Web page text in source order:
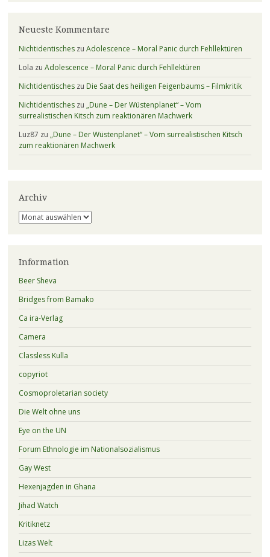
Neueste Kommentare
Nichtidentischeszu Adolescence – Moral Panic durch Fehllektüren
Lola zu Adolescence – Moral Panic durch Fehllektüren
Nichtidentischeszu Die Saat des heiligen Feigenbaums – Filmkritik
Nichtidentischeszu „Dune – Der Wüstenplanet“ – Vom
surrealistischen Kitsch zum reaktionären Machwerk
Luz87 zu „Dune – Der Wüstenplanet“ – Vom surrealistischen Kitsch
zum reaktionären Machwerk
Archiv
Archiv
Information
Beer Sheva
Bridges from Bamako
Ca ira-Verlag
Camera
Classless Kulla
copyriot
Cosmoproletarian society
Die Welt ohne uns
Eye on the UN
Forum Ethnologie im Nationalsozialismus
Gay West
Hexenjagden in Ghana
Jihad Watch
Kritiknetz
Lizas Welt